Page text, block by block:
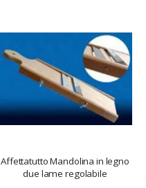
Affettatutto Mandolina in legno
due lame regolabile